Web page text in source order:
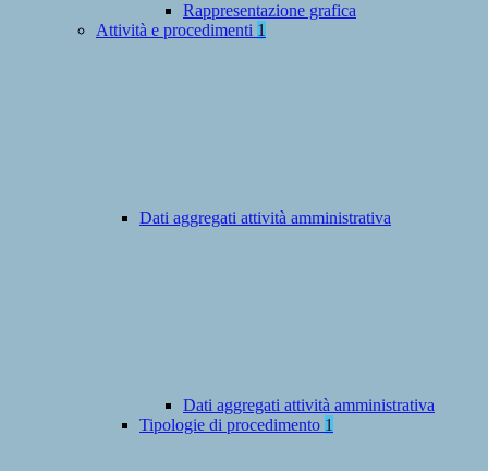
Rappresentazione grafica
Attività e procedimenti 1
Dati aggregati attività amministrativa
Dati aggregati attività amministrativa
Tipologie di procedimento 1